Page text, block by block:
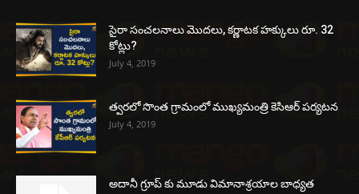
సైరా సంచలనాలు మొదలు, కర్ణాటక హక్కులు రూ. 32
కోట్లు?
July 4, 2019
త్వరలో సొంత గ్రామంలో ముఖ్యమంత్రి కెసిఆర్ పర్యటన
July 4, 2019
అదానీ గ్రూప్ కు మూడు విమానాశ్రయాల బాధ్యత